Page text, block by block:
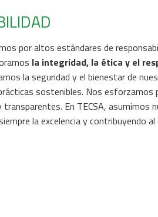
por altos estándares de
la integridad, la ética y el
la seguridad y el bienestar de
sostenibles. Nos esforzamos
En TECSA, asumimos
la excelencia y contribuyendo